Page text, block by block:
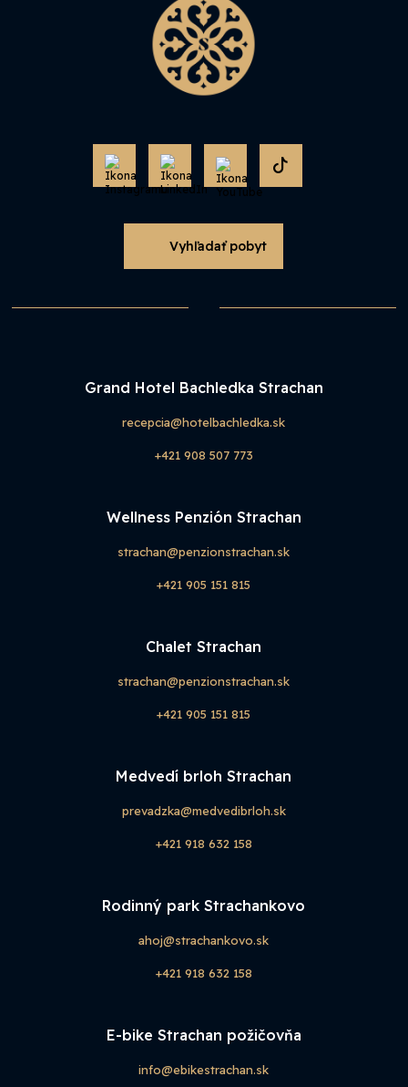
Vyhľadať pobyt
Grand Hotel Bachledka Strachan
recepcia@hotelbachledka.sk
+421 908 507 773
Wellness Penzión Strachan
strachan@penzionstrachan.sk
+421 905 151 815
Chalet Strachan
strachan@penzionstrachan.sk
+421 905 151 815
Medvedí brloh Strachan
prevadzka@medvedibrloh.sk
+421 918 632 158
Rodinný park Strachankovo
ahoj@strachankovo.sk
+421 918 632 158
E-bike Strachan požičovňa
info@ebikestrachan.sk